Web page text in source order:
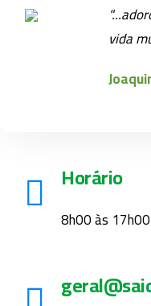
vida
Horário
8h00 às 17h00